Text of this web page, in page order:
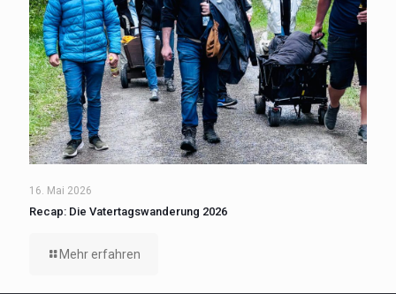
16. Mai 2026
Recap: Die Vatertagswanderung 2026
Mehr erfahren